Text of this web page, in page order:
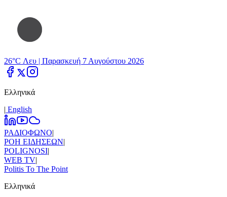
26°C Λευ | Παρασκευή 7 Αυγούστου 2026
Ελληνικά
| Εnglish
ΡΑΔΙΟΦΩΝΟ|
ΡΟΗ ΕΙΔΗΣΕΩΝ|
POLIGNOSI|
WEB TV|
Politis To The Point
Ελληνικά